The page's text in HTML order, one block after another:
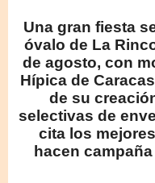
Una gran fiesta
óvalo de La
de agosto, con
Hípica de
de su
selectivas de
cita los
hacen